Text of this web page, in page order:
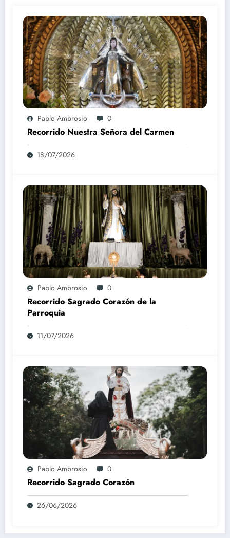
Pablo Ambrosio 0
Recorrido Nuestra Señora del Carmen
18/07/2026
Pablo Ambrosio 0
Recorrido Sagrado Corazón de la
Parroquia
11/07/2026
Pablo Ambrosio 0
Recorrido Sagrado Corazón
26/06/2026